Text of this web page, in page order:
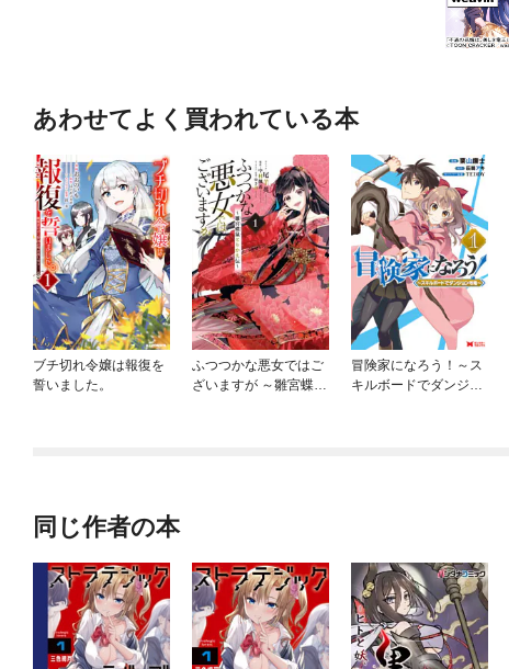
あわせてよく買われている本
ブチ切れ令嬢は報復を
誓いました。
ふつつかな悪女ではご
ざいますが ～雛宮蝶鼠
冒険家になろう！～ス
キルボードでダンジョ
同じ作者の本